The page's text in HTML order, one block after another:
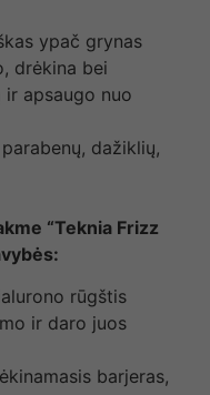
ypač grynas
drėkina bei
apsaugo nuo
dažiklių,
“Teknia Frizz
rūgštis
ir daro juos
barjeras,